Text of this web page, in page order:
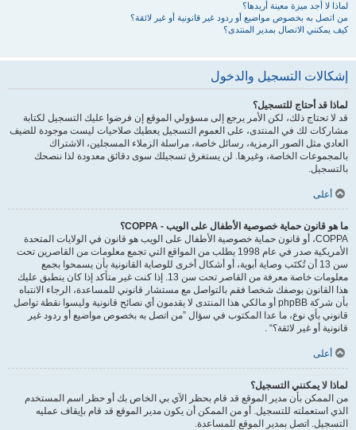
لماذا لا أجد ميزة معينة أريدها؟
من اتصل به بخصوص مواضيع أو ردود غير قانونية أو غير لائقة؟
كيف يمكنني الاتصال بمدير المنتدى؟
إشكالات التسجيل والدخول
لماذا قد أحتاج للتسجيل؟
قد لا تحتاج ذلك، لكن الأمر يرجع إلى مسؤولي الموقع إن فرضوا عليك التسجيل لكتابة
مشاركات لك في المنتدى، على العموم التسجيل يعطيك صلاحيات ليست موجودة للضيف
العادي مثل الصور الرمزية، رسائل خاصة، مراسلة الزملاء المسجلين، الاشتراك
بالمجموعات الخاصة، وغيرها. لن يستغرق تسجيلك سوى دقائق معدودة لذا ننصحك
بالتسجيل.
أعلى
ما هو قانون حماية خصوصية الأطفال على الويب - COPPA؟
COPPA، أو قانون حماية خصوصية الأطفال على الويب هو قانون في الولايات المتحدة
الأمريكية صدر في عام 1998 يطلب من المواقع التي تجمع معلومات من القاصرين تحت
سن 13 أن تُكتَب وصاية أبوية، أو أشكال أخرى للوصاية القانونية بأن يسمحوا بجمع
معلومات خاصة معرفة من القاصر تحت سن 13. إذا كنت غير متأكد إذا كان ينطبق عليك
هذا القانون بوصفك شخصا فقم بالتواصل مع مستشار قانوني للمساعدة، الرجاء الانتباه
بأن شركة phpBB أو مالكي هذا المنتدى لا يقدمون أي نصائح قانونية وليسوا نقطة تواصل
قانوني بأي نوع، ما عدا المكتوب في سؤال ”من اتصل به بخصوص مواضيع أو ردود غير
قانونية أو غير لائقة؟“ .
أعلى
لماذا لا يمكنني التسجيل؟
من الممكن بأن مدير الموقع قد قام بحظر الآي بي الخاص بك أو حظر اسم المستخدم
الذي استعملته للتسجيل. أو من الممكن أن يكون مدير الموقع قد قام بإيقاف عمليه
التسجيل. اتصل بمدير الموقع للمساعدة.